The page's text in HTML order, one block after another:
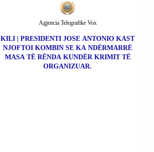
KILI | PRESIDENTI JOSE ANTONIO KAST
NJOFTOI KOMBIN SE KA NDËRMARRË
MASA TË RËNDA KUNDËR KRIMIT TË
ORGANIZUAR.
Agjencia Telegrafike Vox